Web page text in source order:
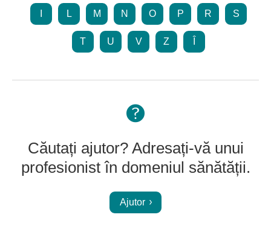
L M N O P R S
T U V Z
Căutați ajutor? Adresați-vă unui
profesionist în domeniul sănătății.
Ajutor